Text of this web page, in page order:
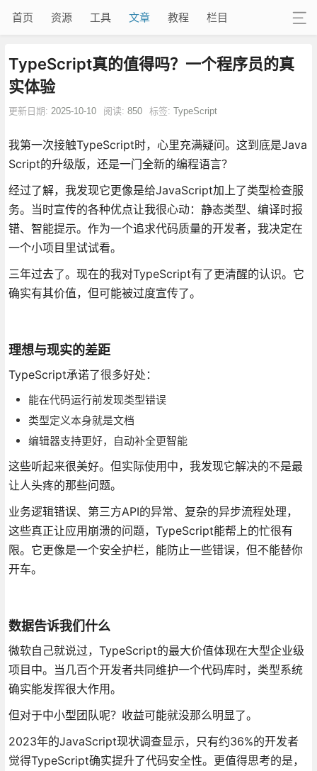
首页 资源 工具 文章 教程 栏目
TypeScript真的值得吗？一个程序员的真
实体验
更新日期: 2025-10-10 阅读: 850 标签: TypeScript
我第一次接触TypeScript时，心里充满疑问。这到底是Java
Script的升级版，还是一门全新的编程语言？
经过了解，我发现它更像是给JavaScript加上了类型检查服
务。当时宣传的各种优点让我很心动：静态类型、编译时报
错、智能提示。作为一个追求代码质量的开发者，我决定在
一个小项目里试试看。
三年过去了。现在的我对TypeScript有了更清醒的认识。它
确实有其价值，但可能被过度宣传了。
理想与现实的差距
TypeScript承诺了很多好处：
能在代码运行前发现类型错误
类型定义本身就是文档
编辑器支持更好，自动补全更智能
这些听起来很美好。但实际使用中，我发现它解决的不是最
让人头疼的那些问题。
业务逻辑错误、第三方API的异常、复杂的异步流程处理，
这些真正让应用崩溃的问题，TypeScript能帮上的忙很有
限。它更像是一个安全护栏，能防止一些错误，但不能替你
开车。
数据告诉我们什么
微软自己就说过，TypeScript的最大价值体现在大型企业级
项目中。当几百个开发者共同维护一个代码库时，类型系统
确实能发挥很大作用。
但对于中小型团队呢？收益可能就没那么明显了。
2023年的JavaScript现状调查显示，只有约36%的开发者
觉得TypeScript确实提升了代码安全性。更值得思考的是，